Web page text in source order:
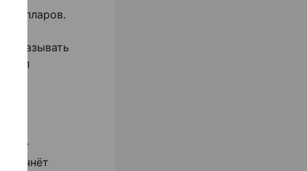
долларов.
показывать
сил
начнёт